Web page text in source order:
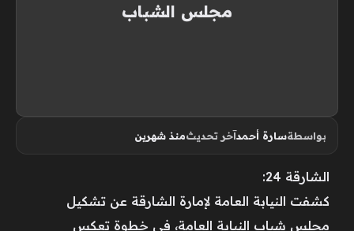
مجلس الشباب
بواسطةسارة أحمدآخر تحديثمنذ شهرين
الشارقة 24:
كشفت النيابة العامة لإمارة الشارقة عن تشكيل
مجلس شباب النيابة العامة، في خطوة تعكس